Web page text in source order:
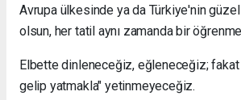
Avrupa ülkesinde ya da Türkiye'nin
olsun, her tatil aynı zamanda bir
Elbette dinleneceğiz, eğleneceğiz; fakat
gelip yatmakla" yetinmeyeceğiz.